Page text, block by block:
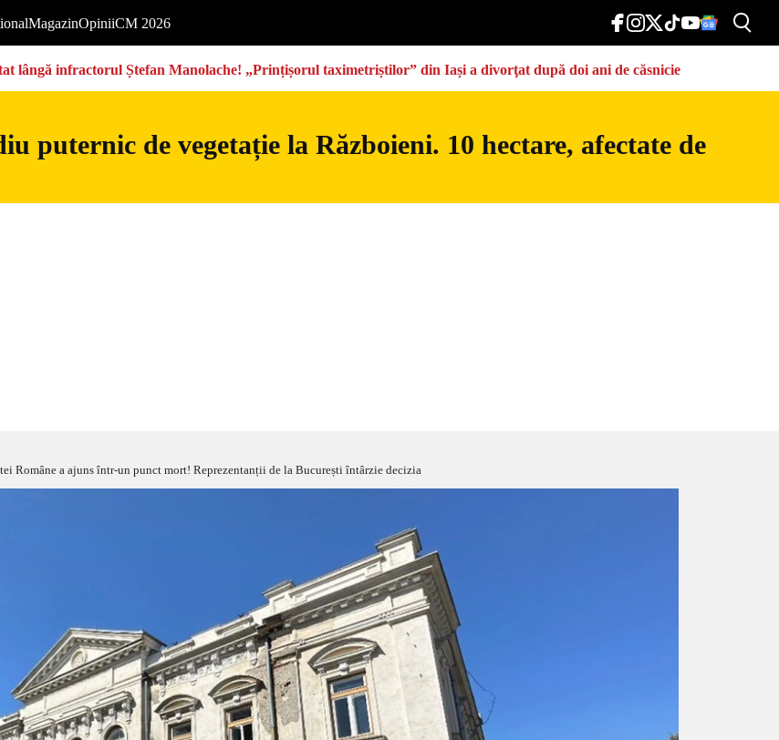
MagazinOpiniiCM 2026
lângă infractorul Ștefan Manolache! „Prințișorul taximetriștilor” din Iași a divorţat după doi ani de căsnicie
puternic de vegetație la Războieni. 10 hectare, afectate de
Române a ajuns într-un punct mort! Reprezentanții de la București întârzie decizia